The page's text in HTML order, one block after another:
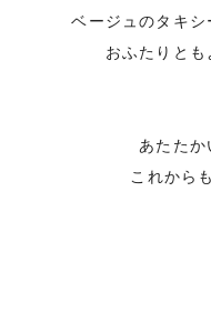
ベージュのタキシ
おふたりと
あたたか
これから